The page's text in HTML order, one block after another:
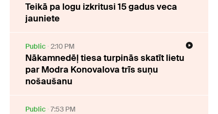
Teikā pa logu izkritusi 15 gadus veca
jauniete
Public 2:10 PM
Nākamnedēļ tiesa turpinās skatīt lietu
par Modra Konovalova trīs suņu
nošaušanu
Public 7:53 PM